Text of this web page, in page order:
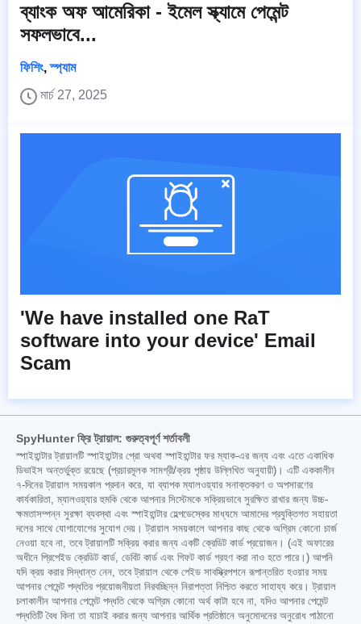
ব্যাংক অফ আমেরিকা - ইমেল স্ক্যামে পেমেন্ট
সফলভাবে...
ফিশিং,স্প্যাম
মার্চ 27, 2025
'We have installed one RaT
software into your device' Email
Scam
SpyHunter ফ্রি ট্রায়াল: গুরুত্বপূর্ণ শর্তাবলী
স্পাইহান্টার ট্রায়ালটি স্পাইহান্টার প্রো অথবা স্পাইহান্টার ফর ম্যাক-এর জন্য এবং এতে একাধিক
ডিভাইস অন্তর্ভুক্ত রয়েছে (প্রচারমূলক সামগ্রী/ক্রয় পৃষ্ঠায় উল্লিখিত অনুযায়ী)। এটি এককালীন
৭-দিনের ট্রায়াল সময়কাল প্রদান করে, যা ব্যাপক ম্যালওয়্যার সনাক্তকরণ ও অপসারণের
কার্যকারিতা, ম্যালওয়্যার হুমকি থেকে আপনার সিস্টেমকে সক্রিয়ভাবে সুরক্ষিত রাখার জন্য উচ্চ-
ক্ষমতাসম্পন্ন সুরক্ষা ব্যবস্থা এবং স্পাইহান্টার হেল্পডেস্কের মাধ্যমে আমাদের প্রযুক্তিগত সহায়তা
দলের সাথে যোগাযোগের সুযোগ দেয়। ট্রায়াল সময়কালে আপনার কাছ থেকে অগ্রিম কোনো চার্জ
নেওয়া হবে না, তবে ট্রায়ালটি সক্রিয় করার জন্য একটি ক্রেডিট কার্ড প্রয়োজন। (এই অফারের
অধীনে প্রিপেইড ক্রেডিট কার্ড, ডেবিট কার্ড এবং গিফট কার্ড গ্রহণ করা নাও হতে পারে।) আপনি
যদি ক্রয় করার সিদ্ধান্ত নেন, তবে ট্রায়াল থেকে পেইড সাবস্ক্রিপশনে রূপান্তরিত হওয়ার সময়
আপনার পেমেন্ট পদ্ধতির প্রয়োজনীয়তা নিরবচ্ছিন্ন নিরাপত্তা নিশ্চিত করতে সাহায্য করে। ট্রায়াল
চলাকালীন আপনার পেমেন্ট পদ্ধতি থেকে অগ্রিম কোনো অর্থ কাটা হবে না, যদিও আপনার পেমেন্ট
পদ্ধতিটি বৈধ কিনা তা যাচাই করার জন্য আপনার আর্থিক প্রতিষ্ঠানে অনুমোদনের অনুরোধ পাঠানো